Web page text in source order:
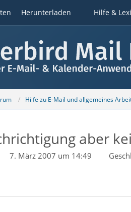
Herunterladen Hilfe &
Hilfe zu E-Mail und allgemeines
aber
7. März 2007 um 14:49